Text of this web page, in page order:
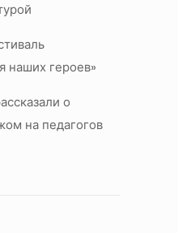
наших героев»
о
на педагогов